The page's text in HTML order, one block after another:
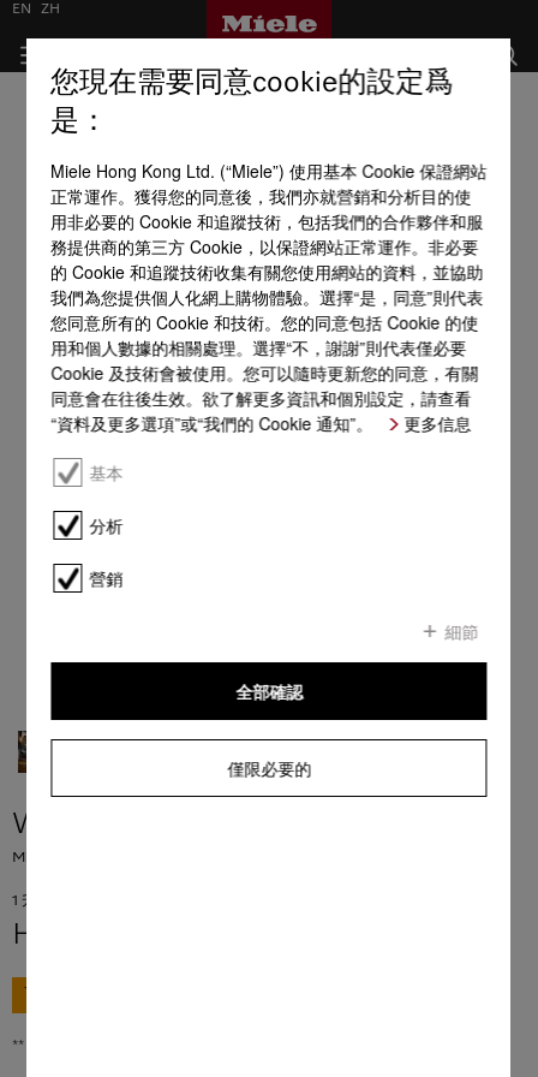
WA UP2 1403 L
Miele UltraPhase 2 適用於每個 UltraPhase 1 的通用型 UltraPhase 2。
1 升 = 140.83 HKD
HK$ 198.00
** 香港零售價
EN ZH
您現在需要同意cookie的設定爲
是：
Miele Hong Kong Ltd. (“Miele”) 使用基本 Cookie 保證網站
正常運作。獲得您的同意後，我們亦就營銷和分析目的使
用非必要的 Cookie 和追蹤技術，包括我們的合作夥伴和服
務提供商的第三方 Cookie，以保證網站正常運作。非必要
的 Cookie 和追蹤技術收集有關您使用網站的資料，並協助
我們為您提供個人化網上購物體驗。選擇“是，同意”則代表
您同意所有的 Cookie 和技術。您的同意包括 Cookie 的使
用和個人數據的相關處理。選擇“不，謝謝”則代表僅必要
Cookie 及技術會被使用。您可以隨時更新您的同意，有關
同意會在往後生效。欲了解更多資訊和個別設定，請查看
“資料及更多選項”或“我們的 Cookie 通知”。
更多信息
基本
分析
營銷
細節
僅限必要的
全部確認